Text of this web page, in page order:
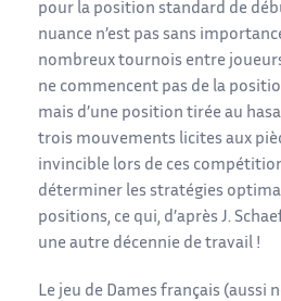
pour la position standard de
nuance n’est pas sans
nombreux tournois entre
ne commencent pas de la
mais d’une position tirée au
trois mouvements licites aux
invincible lors de ces
déterminer les stratégies
positions, ce qui, d’après J.
une autre décennie de travail !
Le jeu de Dames français (aussi